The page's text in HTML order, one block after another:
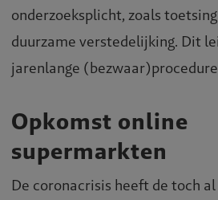
onderzoeksplicht, zoals
duurzame verstedelijking. Dit
jarenlange
Opkomst online
supermarkten
De coronacrisis heeft de toch